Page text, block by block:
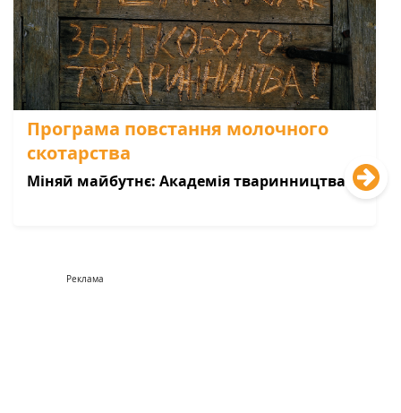
Програма повстання молочного
скотарства
Міняй майбутнє: Академія тваринництва
Реклама